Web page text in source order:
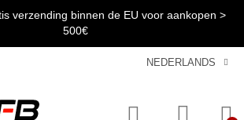
verzending binnen de EU voor aankopen >
500€
NEDERLANDS